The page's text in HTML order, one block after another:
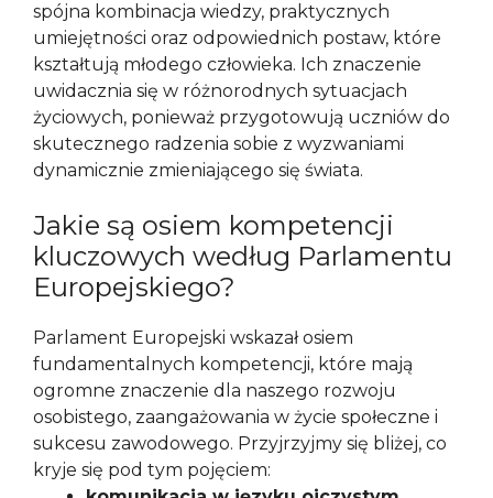
spójna kombinacja wiedzy, praktycznych
umiejętności oraz odpowiednich postaw, które
kształtują młodego człowieka. Ich znaczenie
uwidacznia się w różnorodnych sytuacjach
życiowych, ponieważ przygotowują uczniów do
skutecznego radzenia sobie z wyzwaniami
dynamicznie zmieniającego się świata.
Jakie są osiem kompetencji
kluczowych według Parlamentu
Europejskiego?
Parlament Europejski wskazał osiem
fundamentalnych kompetencji, które mają
ogromne znaczenie dla naszego rozwoju
osobistego, zaangażowania w życie społeczne i
sukcesu zawodowego. Przyjrzyjmy się bliżej, co
kryje się pod tym pojęciem: